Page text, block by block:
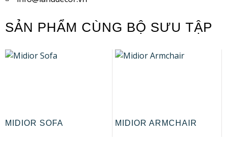
SẢN PHẨM CÙNG BỘ SƯU TẬP
MIDIOR SOFA MIDIOR ARMCHAIR